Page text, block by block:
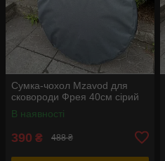
Сумка-чохол Mzavod для
сковороди Фрея 40см сірий
В наявності
390 ₴ 488 ₴